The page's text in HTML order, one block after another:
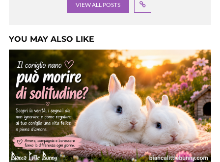
VIEW ALL POSTS
YOU MAY ALSO LIKE